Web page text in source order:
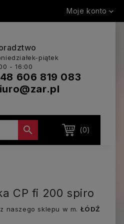
Moje konto 
piątek
- 16:00
606 819 083
(0)

CP fi 200 spiro
naszego sklepu w m. ŁÓDŹ